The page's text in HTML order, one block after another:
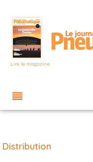
Lire le magazine
Distribution